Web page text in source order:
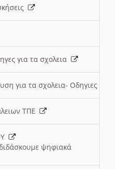
για τα σχολεια
για τα σχολεια- Οδηγιες
ΤΠΕ
ψηφιακά